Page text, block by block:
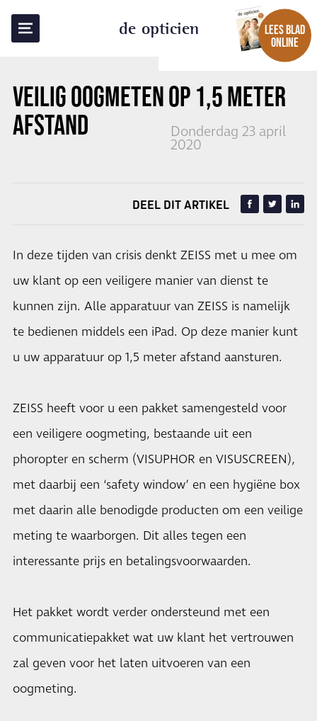
de opticien
LEES BLAD
ONLINE
VEILIG OOGMETEN OP 1,5 METER
AFSTAND
Donderdag 23 april
2020
TERUG NAAR OVERZICHT
DEEL DIT ARTIKEL
In deze tijden van crisis denkt ZEISS met u mee om
uw klant op een veiligere manier van dienst te
kunnen zijn. Alle apparatuur van ZEISS is namelijk
te bedienen middels een iPad. Op deze manier kunt
u uw apparatuur op 1,5 meter afstand aansturen.
ZEISS heeft voor u een pakket samengesteld voor
een veiligere oogmeting, bestaande uit een
phoropter en scherm (VISUPHOR en VISUSCREEN),
met daarbij een ‘safety window’ en een hygiëne box
met daarin alle benodigde producten om een veilige
meting te waarborgen. Dit alles tegen een
interessante prijs en betalingsvoorwaarden.
Het pakket wordt verder ondersteund met een
communicatiepakket wat uw klant het vertrouwen
zal geven voor het laten uitvoeren van een
oogmeting.